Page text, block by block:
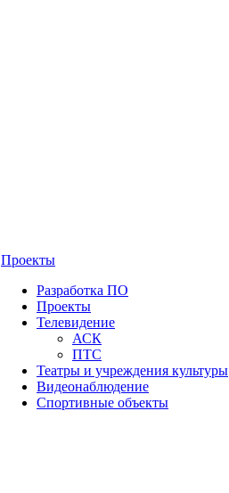
Проекты
Разработка ПО
Проекты
Телевидение
АСК
ПТС
Театры и учреждения культуры
Видеонаблюдение
Спортивные объекты